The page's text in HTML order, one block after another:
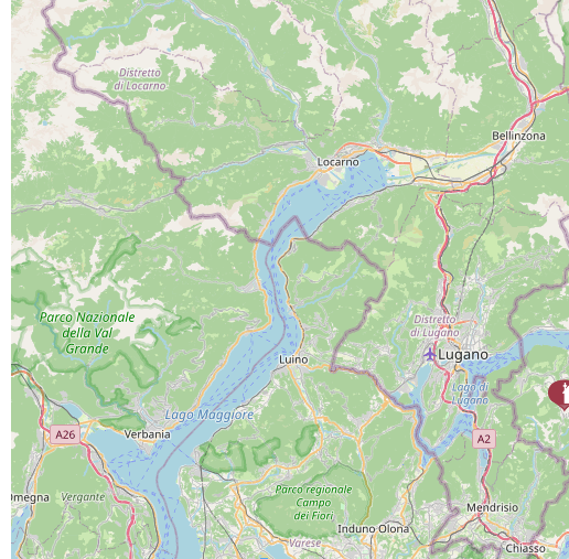
PROGETTO CO-FINANZIATO DA:
CAPOFILA:
PARTNER DI PROGETTO: